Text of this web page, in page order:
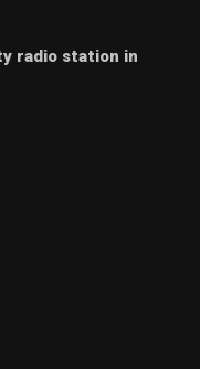
radio station in